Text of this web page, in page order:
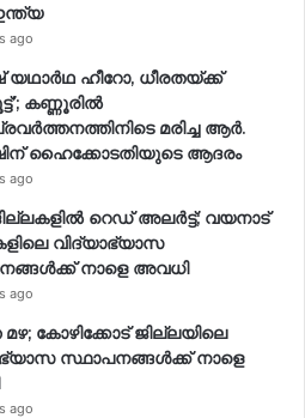
ago
യഥാര്‍ഥ ഹീറോ, ധീരതയ്ക്ക്
കണ്ണൂരിൽ
മരിച്ച ആര്‍.
ഹൈക്കോടതിയുടെ ആദരം
ago
റെഡ് അലർട്ട്; വയനാട്
വിദ്യാഭ്യാസ
നാളെ അവധി
ago
കോഴിക്കോട് ജില്ലയിലെ
സ്ഥാപനങ്ങൾക്ക് നാളെ
ago